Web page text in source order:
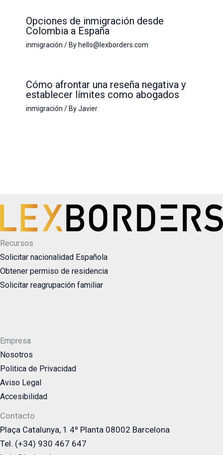
Opciones de inmigración desde
Colombia a España
inmigración / By hello@lexborders.com
Cómo afrontar una reseña negativa y
establecer límites como abogados
inmigración / ByJavier
Recursos
Solicitar nacionalidad Española
Obtener permiso de residencia
Solicitar reagrupación familiar
Empresa
Nosotros
Politica de Privacidad
Aviso Legal
Accesibilidad
Contacto
Plaça Catalunya, 1 4º Planta 08002 Barcelona
Tel. (+34) 930 467 647